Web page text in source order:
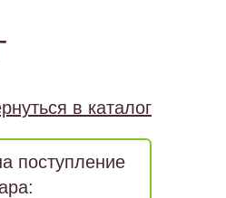
в каталог
поступление